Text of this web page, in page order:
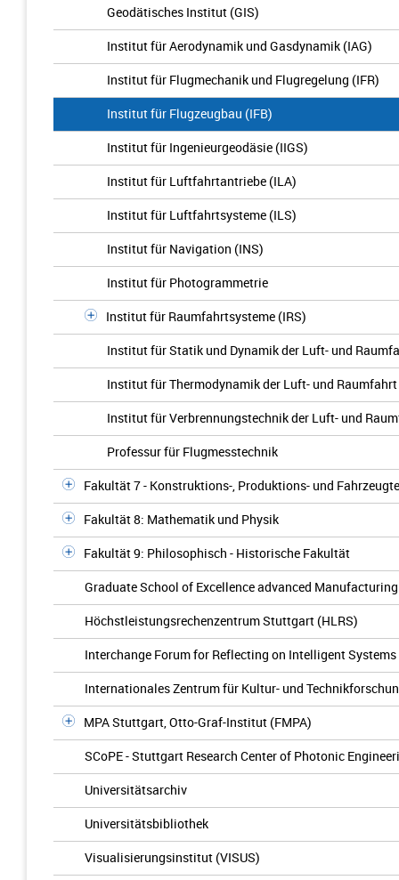
Geodätisches Institut (GIS)
Institut für Aerodynamik und Gasdynamik (IAG)
Institut für Flugmechanik und Flugregelung (IFR)
Institut für Flugzeugbau (IFB)
Institut für Ingenieurgeodäsie (IIGS)
Institut für Luftfahrtantriebe (ILA)
Institut für Luftfahrtsysteme (ILS)
Institut für Navigation (INS)
Institut für Photogrammetrie
Institut für Raumfahrtsysteme (IRS)
Institut für Statik und Dynamik der Luft- und
Institut für Thermodynamik der Luft- und Raumfahrt
Institut für Verbrennungstechnik der Luft- und
Professur für Flugmesstechnik
Fakultät 7 - Konstruktions-, Produktions- und
Fakultät 8: Mathematik und Physik
Fakultät 9: Philosophisch - Historische Fakultät
Graduate School of Excellence advanced
Höchstleistungsrechenzentrum Stuttgart (HLRS)
Interchange Forum for Reflecting on Intelligent Systems
Internationales Zentrum für Kultur- und
MPA Stuttgart, Otto-Graf-Institut (FMPA)
SCoPE - Stuttgart Research Center of Photonic
Universitätsarchiv
Universitätsbibliothek
Visualisierungsinstitut (VISUS)